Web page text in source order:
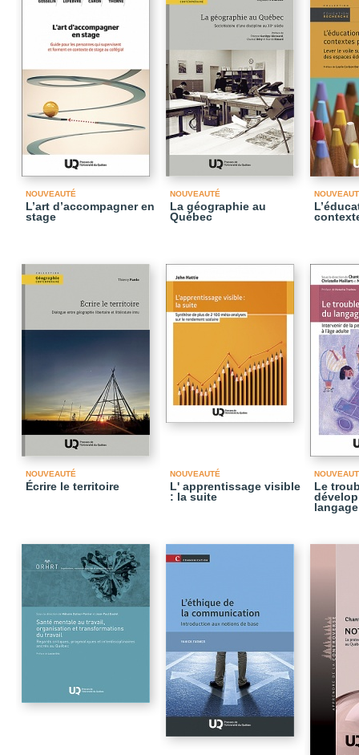
NOUVEAUTÉ
L’art d’accompagner en
stage
NOUVEAUTÉ
La géographie au
Québec
NOUVEAUTÉ
Écrire le territoire
NOUVEAUTÉ
L' apprentissage visible
: la suite
Le
langage